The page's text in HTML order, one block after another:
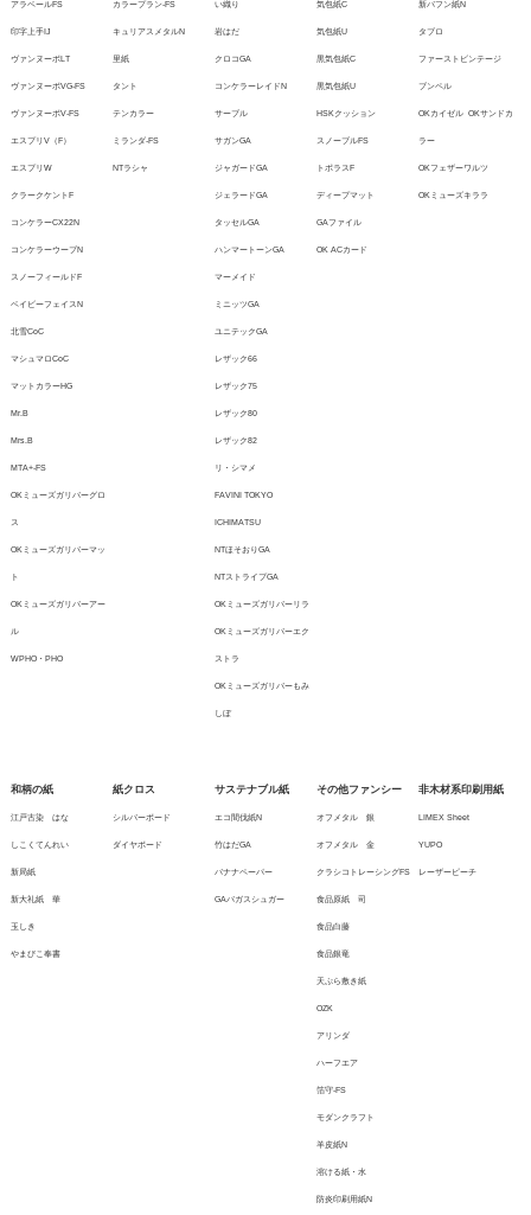
アラベールFS
印字上手IJ
ヴァンヌーボLT
ヴァンヌーボVG-FS
ヴァンヌーボV-FS
エスプリV（F）
エスプリW
クラークケントF
コンケラーCX22N
コンケラーウーブN
スノーフィールドF
ベイビーフェイスN
北雪CoC
マシュマロCoC
マットカラーHG
Mr.B
Mrs.B
MTA+-FS
OKミューズガリバーグロ
ス
OKミューズガリバーマッ
ト
OKミューズガリバーアー
ル
WPHO・PHO
カラープラン-FS
キュリアスメタルN
里紙
タント
テンカラー
ミランダ-FS
NTラシャ
い織り
岩はだ
クロコGA
コンケラーレイドN
サーブル
サガンGA
ジャガードGA
ジェラードGA
タッセルGA
ハンマートーンGA
マーメイド
ミニッツGA
ユニテックGA
レザック66
レザック75
レザック80
レザック82
リ・シマメ
FAVINI TOKYO
ICHIMATSU
NTほそおりGA
NTストライプGA
OKミューズガリバーリラ
OKミューズガリバーエク
ストラ
OKミューズガリバーもみ
しぼ
気包紙C
気包紙U
黒気包紙C
黒気包紙U
HSKクッション
スノーブルFS
トポラスF
ディープマット
GAファイル
OK ACカード
新バフン紙N
タブロ
ファーストビンテージ
ブンペル
OKカイゼル OKサンドカ
ラー
OKフェザーワルツ
OKミューズキララ
和柄の紙
江戸古染 はな
しこくてんれい
新局紙
新大礼紙 華
玉しき
やまびこ奉書
紙クロス
シルバーボード
ダイヤボード
サステナブル紙
エコ間伐紙N
竹はだGA
バナナペーパー
GAバガスシュガー
その他ファンシー
オフメタル 銀
オフメタル 金
クラシコトレーシングFS
食品原紙 司
食品白藤
食品銀竜
天ぷら敷き紙
OZK
アリンダ
ハーフエア
箔守-FS
モダンクラフト
羊皮紙N
溶ける紙・水
防炎印刷用紙N
非木材系印刷用紙
LIMEX Sheet
YUPO
レーザーピーチ